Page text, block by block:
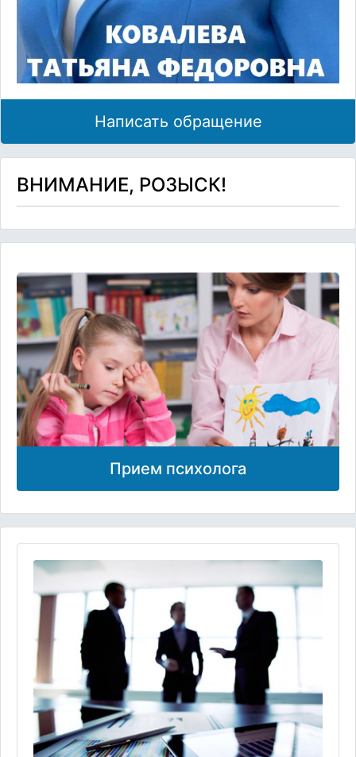
Написать обращение
ВНИМАНИЕ, РОЗЫСК!
Прием психолога